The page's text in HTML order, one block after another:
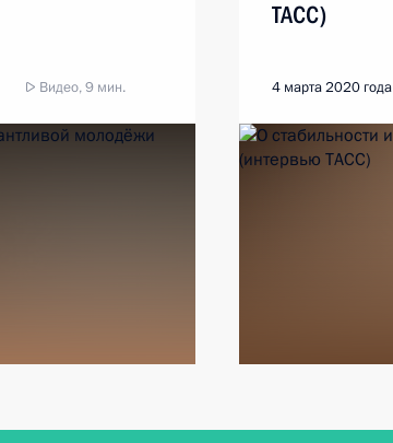
Видео, 9 мин.
ТАСС)
4 марта 2020 года